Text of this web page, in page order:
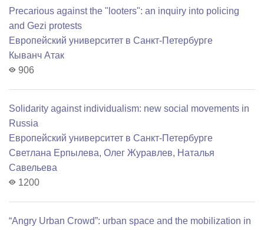
Precarious against the "looters": an inquiry into policing
and Gezi protests
Европейский университет в Санкт-Петербурге
Кыванч Атак
906
Solidarity against individualism: new social movements in
Russia
Европейский университет в Санкт-Петербурге
Светлана Ерпылева, Олег Журавлев, Наталья
Савельева
1200
“Angry Urban Crowd”: urban space and the mobilization in